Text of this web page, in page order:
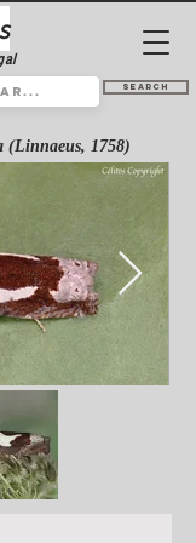
Search
(Linnaeus, 1758)